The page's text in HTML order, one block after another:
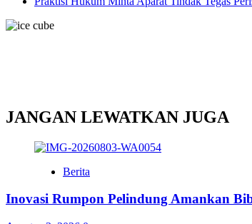
JANGAN LEWATKAN JUGA
Berita
Inovasi Rumpon Pelindung Amankan